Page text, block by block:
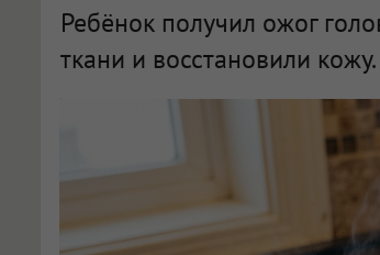
Ребёнок получил ожог
ткани и восстановили кожу.